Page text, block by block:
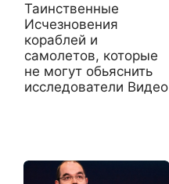
Таинственные
Исчезновения
кораблей и
самолетов, которые
не могут обьяснить
исследователи Видео